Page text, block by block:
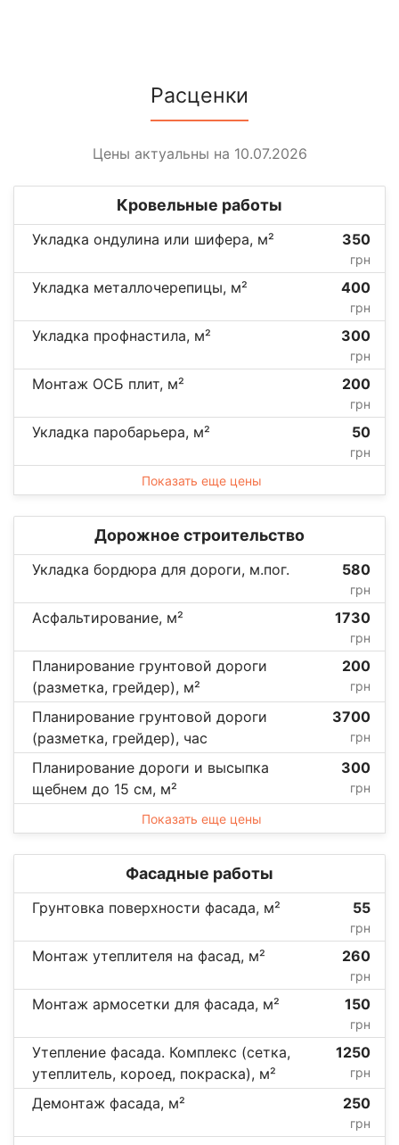
Расценки
Цены актуальны на 10.07.2026
Кровельные работы
Укладка ондулина или шифера, м² 350
грн
Укладка металлочерепицы, м² 400
грн
Укладка профнастила, м² 300
грн
Монтаж ОСБ плит, м² 200
грн
Укладка паробарьера, м² 50
грн
Показать еще цены
Дорожное строительство
Укладка бордюра для дороги, м.пог. 580
грн
Асфальтирование, м² 1730
грн
Планирование грунтовой дороги
(разметка, грейдер), м²
200
грн
Планирование грунтовой дороги
(разметка, грейдер), час
3700
грн
Планирование дороги и высыпка
щебнем до 15 см, м²
300
грн
Показать еще цены
Фасадные работы
Грунтовка поверхности фасада, м² 55
грн
Монтаж утеплителя на фасад, м² 260
грн
Монтаж армосетки для фасада, м² 150
грн
Утепление фасада. Комплекс (сетка,
утеплитель, короед, покраска), м²
1250
грн
Демонтаж фасада, м² 250
грн